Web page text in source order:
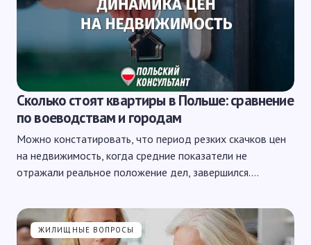
Сколько стоят квартиры в Польше: сравнение
по воеводствам и городам
Можно констатировать, что период резких скачков цен
на недвижимость, когда средние показатели не
отражали реальное положение дел, завершился.…
ЖИЛИЩНЫЕ ВОПРОСЫ